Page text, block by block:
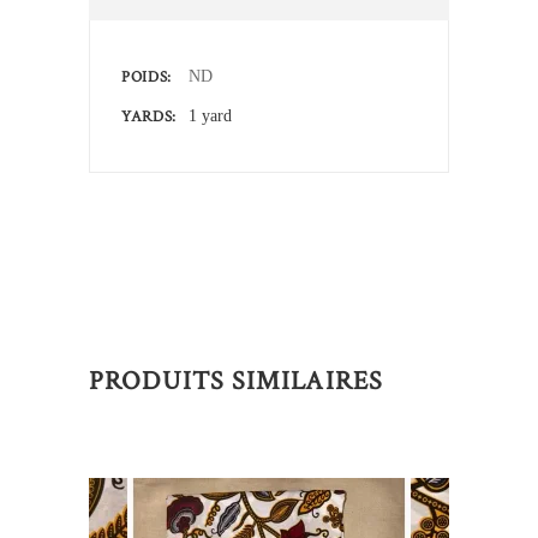
POIDS ND
YARDS 1 yard
PRODUITS SIMILAIRES